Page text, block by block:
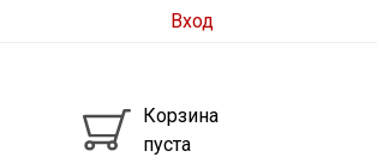
Вход
Корзина
пуста